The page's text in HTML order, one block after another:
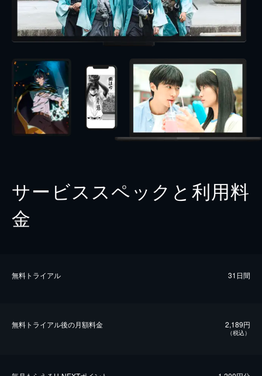
サービススペックと利用料
金
無料トライアル 31日間
無料トライアル後の⽉額料金 2,189円
（税込）